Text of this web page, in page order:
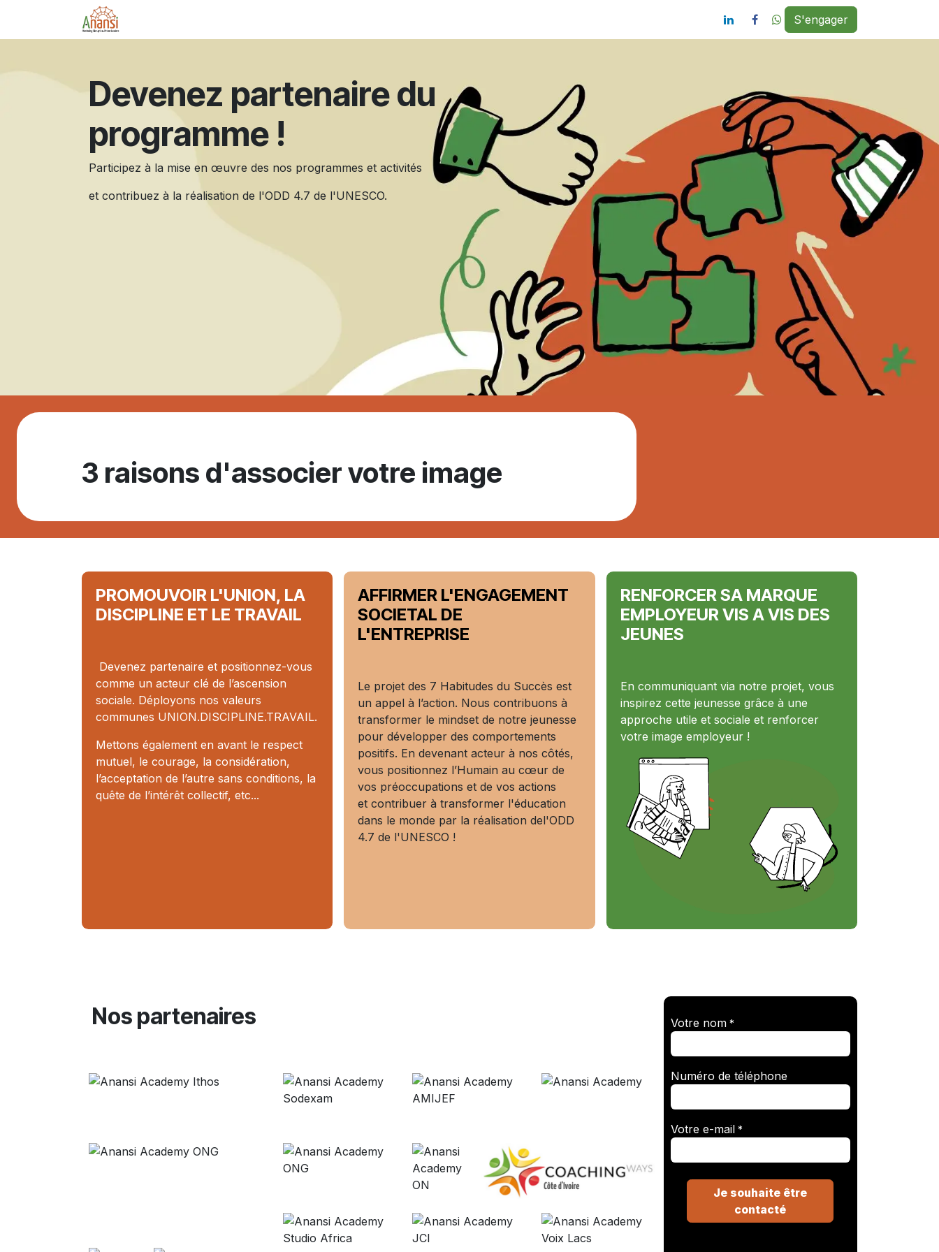
Se rendre au contenu
S'engager
Devenez partenaire du
programme !
Participez à la mise en œuvre des nos programmes et activités
et contribuez à la réalisation de l'ODD 4.7 de l'UNESCO.
3 raisons d'associer votre image
PROMOUVOIR L'UNION, LA
DISCIPLINE ET LE TRAVAIL
Devenez partenaire et positionnez-vous
comme un acteur clé de l’ascension
sociale. Déployons nos valeurs
communes UNION.DISCIPLINE.TRAVAIL.
Mettons également en avant le respect
mutuel, le courage, la considération,
l’acceptation de l’autre sans conditions, la
quête de l’intérêt collectif, etc...
RENFORCER SA MARQUE
EMPLOYEUR VIS A VIS DES
JEUNES
En communiquant via notre projet, vous
inspirez cette jeunesse grâce à une
approche utile et sociale et renforcer
votre image employeur !
AFFIRMER L'ENGAGEMENT
SOCIETAL DE
L'ENTREPRISE
Le projet des 7 Habitudes du Succès est
un appel à l’action. Nous contribuons à
transformer le mindset de notre jeunesse
pour développer des comportements
positifs. En devenant acteur à nos côtés,
vous positionnez l’Humain au cœur de
vos préoccupations et de vos actions
et contribuer à transformer l'éducation
dans le monde par la réalisation del'ODD
4.7 de l'UNESCO !
Nos partenaires Votre nom*
Numéro de téléphone
Votre e-mail *
Je souhaite être
contacté